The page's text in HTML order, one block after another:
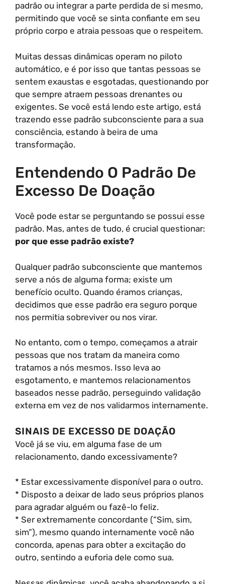
padrão ou integrar a parte perdida de si mesmo,
permitindo que você se sinta confiante em seu
próprio corpo e atraia pessoas que o respeitem.
Muitas dessas dinâmicas operam no piloto
automático, e é por isso que tantas pessoas se
sentem exaustas e esgotadas, questionando por
que sempre atraem pessoas drenantes ou
exigentes. Se você está lendo este artigo, está
trazendo esse padrão subconsciente para a sua
consciência, estando à beira de uma
transformação.
Entendendo O Padrão De
Excesso De Doação
Você pode estar se perguntando se possui esse
padrão. Mas, antes de tudo, é crucial questionar:
por que esse padrão existe?
Qualquer padrão subconsciente que mantemos
serve a nós de alguma forma; existe um
benefício oculto. Quando éramos crianças,
decidimos que esse padrão era seguro porque
nos permitia sobreviver ou nos virar.
No entanto, com o tempo, começamos a atrair
pessoas que nos tratam da maneira como
tratamos a nós mesmos. Isso leva ao
esgotamento, e mantemos relacionamentos
baseados nesse padrão, perseguindo validação
externa em vez de nos validarmos internamente.
SINAIS DE EXCESSO DE DOAÇÃO
Você já se viu, em alguma fase de um
relacionamento, dando excessivamente?
* Estar excessivamente disponível para o outro.
* Disposto a deixar de lado seus próprios planos
para agradar alguém ou fazê-lo feliz.
* Ser extremamente concordante (“Sim, sim,
sim”), mesmo quando internamente você não
concorda, apenas para obter a excitação do
outro, sentindo a euforia dele como sua.